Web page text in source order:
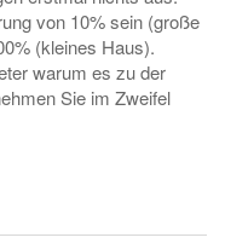
von 10% sein (große
(kleines Haus).
warum es zu der
Sie im Zweifel